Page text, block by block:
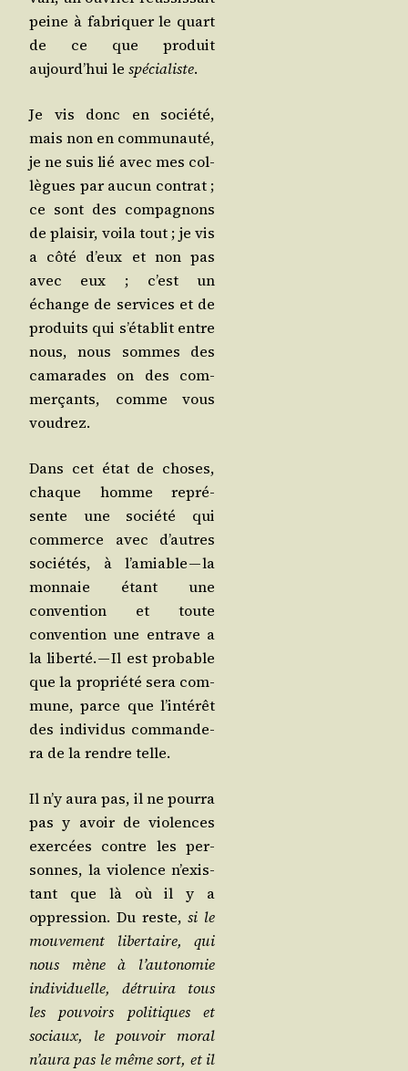
peine à fabri­quer le quart
de ce que pro­duit
aujourd’­hui le spé­cia­liste.
Je vis donc en socié­té,
mais non en com­mu­nau­té,
je ne suis lié avec mes col­
lègues par aucun contrat ;
ce sont des com­pa­gnons
de plai­sir, voi­la tout ; je vis
a côté d’eux et non pas
avec eux ; c’est un
échange de ser­vices et de
pro­duits qui s’é­ta­blit entre
nous, nous sommes des
cama­rades on des com­
mer­çants, comme vous
voudrez.
Dans cet état de choses,
chaque homme repré­
sente une socié­té qui
com­merce avec d’autres
socié­tés, à l’a­miable — la
mon­naie étant une
conven­tion et toute
conven­tion une entrave a
la liber­té. — Il est pro­bable
que la pro­prié­té sera com­
mune, parce que l’in­té­rêt
des indi­vi­dus com­man­de­
ra de la rendre telle.
Il n’y aura pas, il ne pour­ra
pas y avoir de vio­lences
exer­cées contre les per­
sonnes, la vio­lence n’exis­
tant que là où il y a
oppres­sion. Du reste,si le
mou­ve­ment liber­taire, qui
nous mène à l’au­to­no­mie
indi­vi­duelle, détrui­ra tous
les pou­voirs poli­tiques et
sociaux, le pou­voir moral
n’au­ra pas le même sort, et il